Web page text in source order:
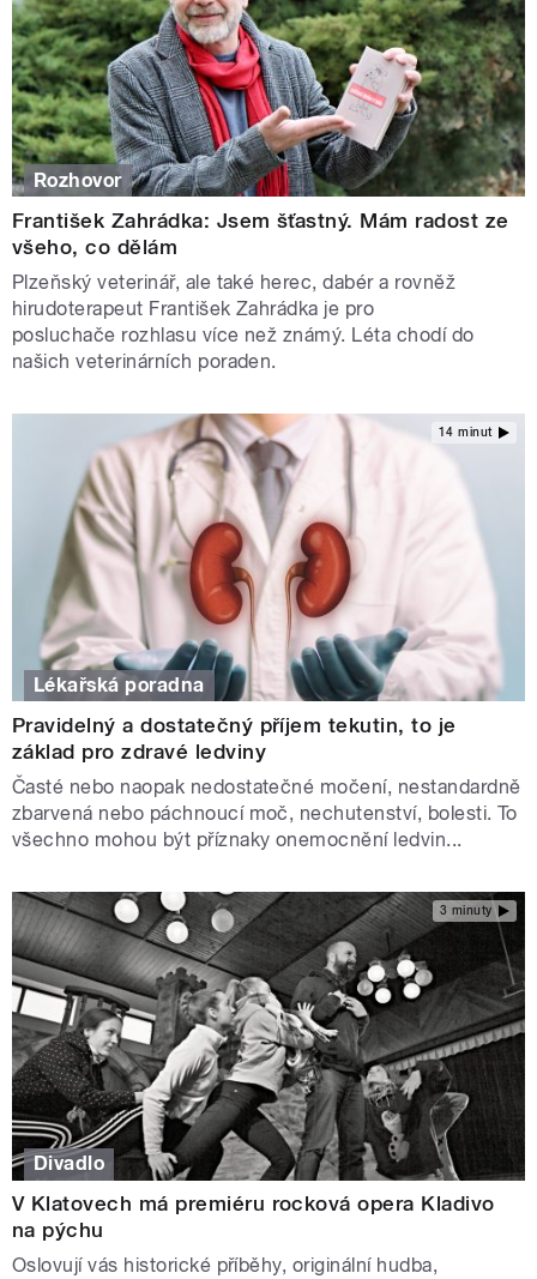
Rozhovor
František Zahrádka: Jsem šťastný. Mám radost ze
všeho, co dělám
Plzeňský veterinář, ale také herec, dabér a rovněž
hirudoterapeut František Zahrádka je pro
posluchače rozhlasu více než známý. Léta chodí do
našich veterinárních poraden.
14 minut
Lékařská poradna
Pravidelný a dostatečný příjem tekutin, to je
základ pro zdravé ledviny
Časté nebo naopak nedostatečné močení, nestandardně
zbarvená nebo páchnoucí moč, nechutenství, bolesti. To
všechno mohou být příznaky onemocnění ledvin...
3 minuty
Divadlo
V Klatovech má premiéru rocková opera Kladivo
na pýchu
Oslovují vás historické příběhy, originální hudba,